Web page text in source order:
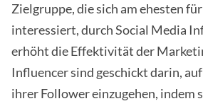
Zielgruppe, die sich am ehesten
interessiert, durch Social Media
erhöht die Effektivität der
Influencer sind geschickt darin,
ihrer Follower einzugehen, indem